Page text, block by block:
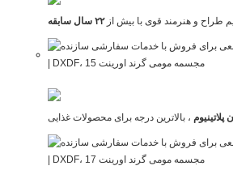
طراح و هنرمند قوی با بیش از۲۲ سال سابقه